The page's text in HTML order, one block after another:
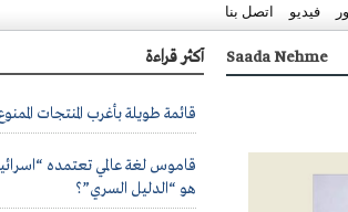
فيديو اتصل بنا
Saada Nehme أكثر قراءة
قائمة طويلة بأغرب المنتجات
قاموس لغة عالمي تعتمده
هو “الدليل السري”؟